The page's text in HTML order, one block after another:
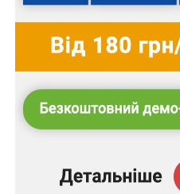
почнеться війна з
братнім.
Коли в першій декаді
сцені Євромайдану
проти України, і єдиний
територію України, був
він до числа популярних